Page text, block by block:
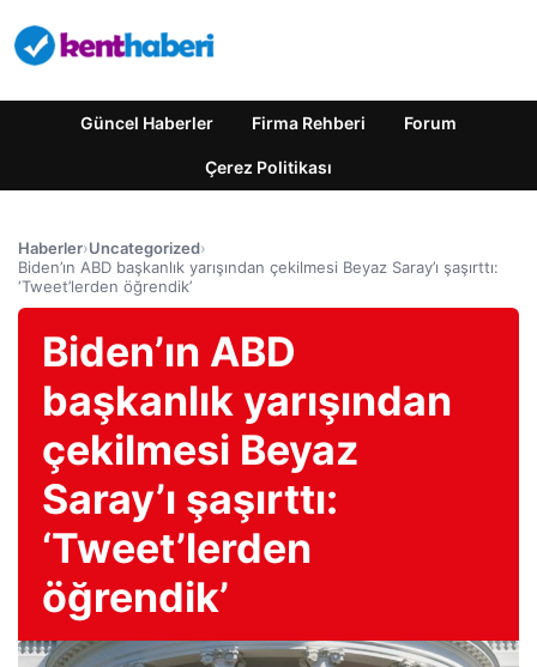
Güncel Haberler Firma Rehberi Forum
Çerez Politikası
Haberler›Uncategorized›
Biden’ın ABD başkanlık yarışından çekilmesi Beyaz Saray’ı şaşırttı:
‘Tweet’lerden öğrendik’
Biden’ın ABD
başkanlık yarışından
çekilmesi Beyaz
Saray’ı şaşırttı:
‘Tweet’lerden
öğrendik’